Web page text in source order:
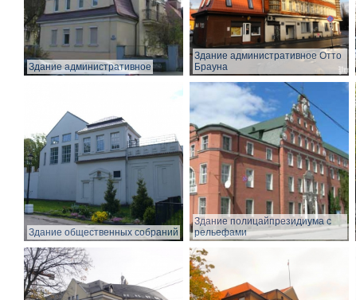
Здание административное
Здание административное Отто
Брауна
Здание общественных собраний
Здание полицайпрезидиума с
рельефами